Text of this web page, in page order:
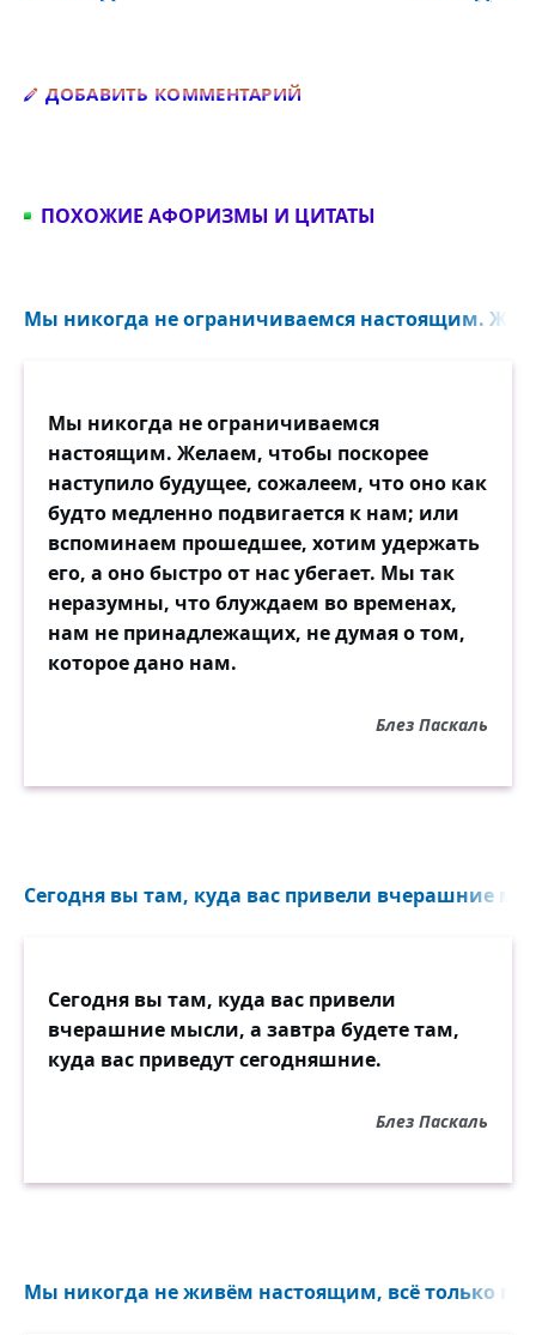
ДОБАВИТЬ КОММЕНТАРИЙ
ПОХОЖИЕ АФОРИЗМЫ И ЦИТАТЫ
Мы никогда не ограничиваемся настоящим.
Мы никогда не ограничиваемся
настоящим. Желаем, чтобы поскорее
наступило будущее, сожалеем, что оно как
будто медленно подвигается к нам; или
вспоминаем прошедшее, хотим удержать
его, а оно быстро от нас убегает. Мы так
неразумны, что блуждаем во временах,
нам не принадлежащих, не думая о том,
которое дано нам.
Блез Паскаль
Сегодня вы там, куда вас привели вчерашние
Сегодня вы там, куда вас привели
вчерашние мысли, а завтра будете там,
куда вас приведут сегодняшние.
Блез Паскаль
Мы никогда не живём настоящим, всё только